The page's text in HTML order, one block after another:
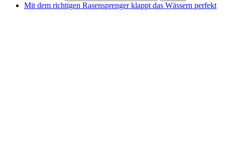
Mit dem richtigen Rasensprenger klappt das Wässern perfekt